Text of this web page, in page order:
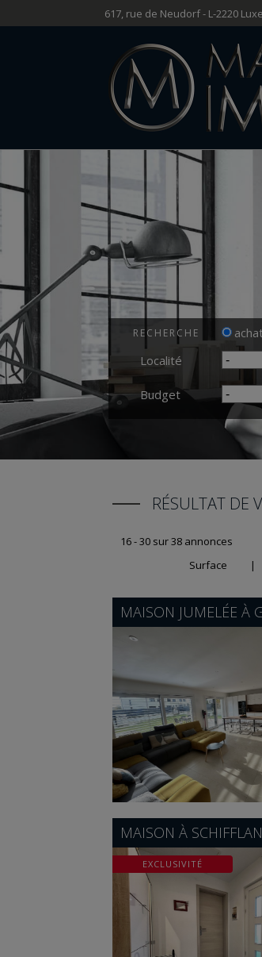
617, rue de Neudorf - L-2220
RECHERCHE
Localité
Budget
RÉSULTAT DE
16 - 30 sur 38 annonces
Surface
|
MAISON JUMELÉE À
MAISON À
EXCLUSIVITÉ